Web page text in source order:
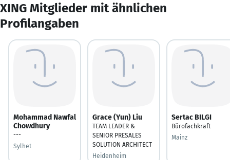
XING Mitglieder mit ähnlichen
Profilangaben
Mohammad Nawfal
Chowdhury
---
Sylhet
Grace (Yun) Liu
TEAM LEADER &
SENIOR PRESALES
SOLUTION ARCHITECT
Heidenheim
Sertac BILGI
Bürofachkraft
Mainz